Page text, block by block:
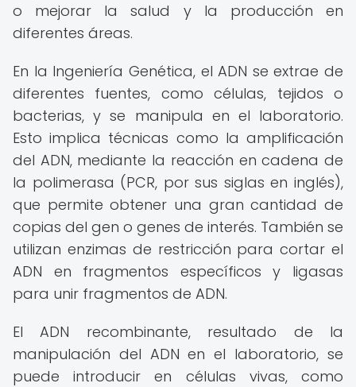
o mejorar la salud y la producción en
diferentes áreas.
En la Ingeniería Genética, el ADN se extrae de
diferentes fuentes, como células, tejidos o
bacterias, y se manipula en el laboratorio.
Esto implica técnicas como la amplificación
del ADN, mediante la reacción en cadena de
la polimerasa (PCR, por sus siglas en inglés),
que permite obtener una gran cantidad de
copias del gen o genes de interés. También se
utilizan enzimas de restricción para cortar el
ADN en fragmentos específicos y ligasas
para unir fragmentos de ADN.
El ADN recombinante, resultado de la
manipulación del ADN en el laboratorio, se
puede introducir en células vivas, como